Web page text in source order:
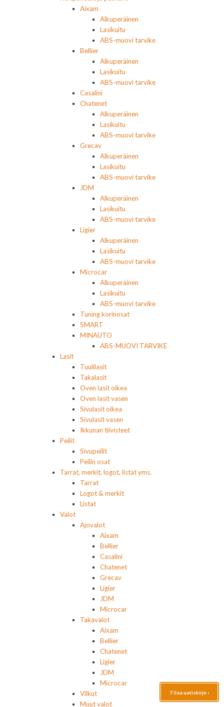
Aixam
Alkuperäinen
Lasikuitu
ABS-muovi tarvike
Bellier
Alkuperäinen
Lasikuitu
ABS-muovi tarvike
Casalini
Chatenet
Alkuperäinen
Lasikuitu
ABS-muovi tarvike
Grecav
Alkuperäinen
Lasikuitu
ABS-muovi tarvike
JDM
Alkuperäinen
Lasikuitu
ABS-muovi tarvike
Ligier
Alkuperäinen
Lasikuitu
ABS-muovi tarvike
Microcar
Alkuperäinen
Lasikuitu
ABS-muovi tarvike
Tuning korinosat
SMART
MINAUTO
ABS-MUOVI TARVIKE
Lasit
Tuulilasit
Takalasit
Oven lasit oikea
Oven lasit vasen
Sivulasit oikea
Sivulasit vasen
Ikkunan tiivisteet
Peilit
Sivupeilit
Peilin osat
Tarrat, merkit, logot, listat yms.
Tarrat
Logot & merkit
Listat
Valot
Ajovalot
Aixam
Bellier
Casalini
Chatenet
Grecav
Ligier
JDM
Microcar
Takavalot
Aixam
Bellier
Chatenet
Ligier
JDM
Microcar
Vilkut
Muut valot
Tilaa uutiskirje ›